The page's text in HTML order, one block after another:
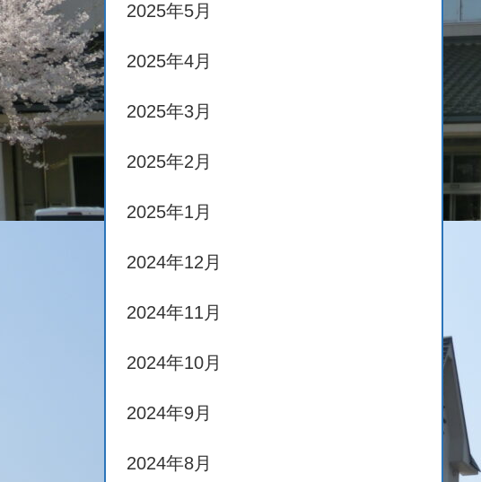
2025年5月
2025年4月
2025年3月
2025年2月
2025年1月
2024年12月
2024年11月
2024年10月
2024年9月
2024年8月